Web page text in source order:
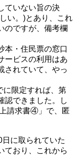
ていない旨の決
い。)とあり、これ
のですが、備考欄
本・住民票の窓口
ービスの利用はあ
されていて、やっ
に限定すれば、第
認できました。し
請求書④」で、匿
に取られていた
ており、これから